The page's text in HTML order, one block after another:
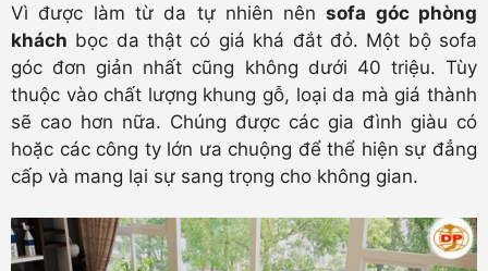
Vì được làm từ da tự nhiên nênsofa góc phòng
khách bọc da thật có giá khá đắt đỏ. Một bộ sofa
góc đơn giản nhất cũng không dưới 40 triệu. Tùy
thuộc vào chất lượng khung gỗ, loại da mà giá thành
sẽ cao hơn nữa. Chúng được các gia đình giàu có
hoặc các công ty lớn ưa chuộng để thể hiện sự đẳng
cấp và mang lại sự sang trọng cho không gian.